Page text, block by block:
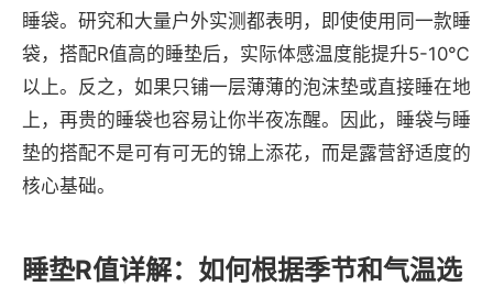
睡袋。研究和大量户外实测都表明，即使使用同一款睡
袋，搭配R值高的睡垫后，实际体感温度能提升5-10℃
以上。反之，如果只铺一层薄薄的泡沫垫或直接睡在地
上，再贵的睡袋也容易让你半夜冻醒。因此，睡袋与睡
垫的搭配不是可有可无的锦上添花，而是露营舒适度的
核心基础。
睡垫R值详解：如何根据季节和气温选